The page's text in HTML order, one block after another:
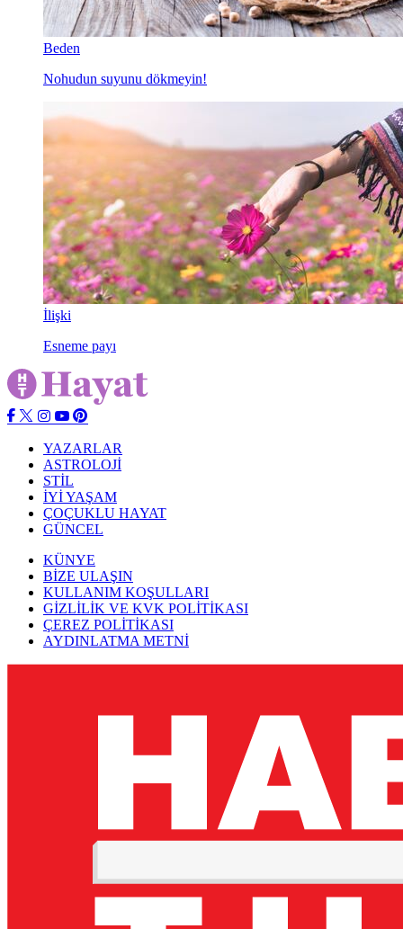
Beden
Nohudun suyunu dökmeyin!
İlişki
Esneme payı
YAZARLAR
ASTROLOJİ
STİL
İYİ YAŞAM
ÇOÇUKLU HAYAT
GÜNCEL
KÜNYE
BİZE ULAŞIN
KULLANIM KOŞULLARI
GİZLİLİK VE KVK POLİTİKASI
ÇEREZ POLİTİKASI
AYDINLATMA METNİ